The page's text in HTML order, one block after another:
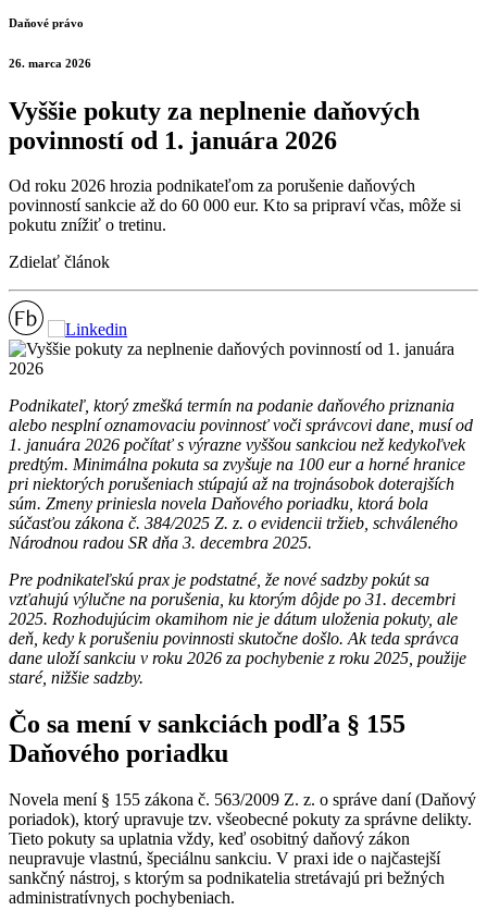
Daňové právo
26. marca 2026
Vyššie pokuty za neplnenie daňových
povinností od 1. januára 2026
Od roku 2026 hrozia podnikateľom za porušenie daňových
povinností sankcie až do 60 000 eur. Kto sa pripraví včas, môže si
pokutu znížiť o tretinu.
Zdielať článok
Podnikateľ, ktorý zmešká termín na podanie daňového priznania
alebo nesplní oznamovaciu povinnosť voči správcovi dane, musí od
1. januára 2026 počítať s výrazne vyššou sankciou než kedykoľvek
predtým. Minimálna pokuta sa zvyšuje na 100 eur a horné hranice
pri niektorých porušeniach stúpajú až na trojnásobok doterajších
súm. Zmeny priniesla novela Daňového poriadku, ktorá bola
súčasťou zákona č. 384/2025 Z. z. o evidencii tržieb, schváleného
Národnou radou SR dňa 3. decembra 2025.
Pre podnikateľskú prax je podstatné, že nové sadzby pokút sa
vzťahujú výlučne na porušenia, ku ktorým dôjde po 31. decembri
2025. Rozhodujúcim okamihom nie je dátum uloženia pokuty, ale
deň, kedy k porušeniu povinnosti skutočne došlo. Ak teda správca
dane uloží sankciu v roku 2026 za pochybenie z roku 2025, použije
staré, nižšie sadzby.
Čo sa mení v sankciách podľa § 155
Daňového poriadku
Novela mení § 155 zákona č. 563/2009 Z. z. o správe daní (Daňový
poriadok), ktorý upravuje tzv. všeobecné pokuty za správne delikty.
Tieto pokuty sa uplatnia vždy, keď osobitný daňový zákon
neupravuje vlastnú, špeciálnu sankciu. V praxi ide o najčastejší
sankčný nástroj, s ktorým sa podnikatelia stretávajú pri bežných
administratívnych pochybeniach.